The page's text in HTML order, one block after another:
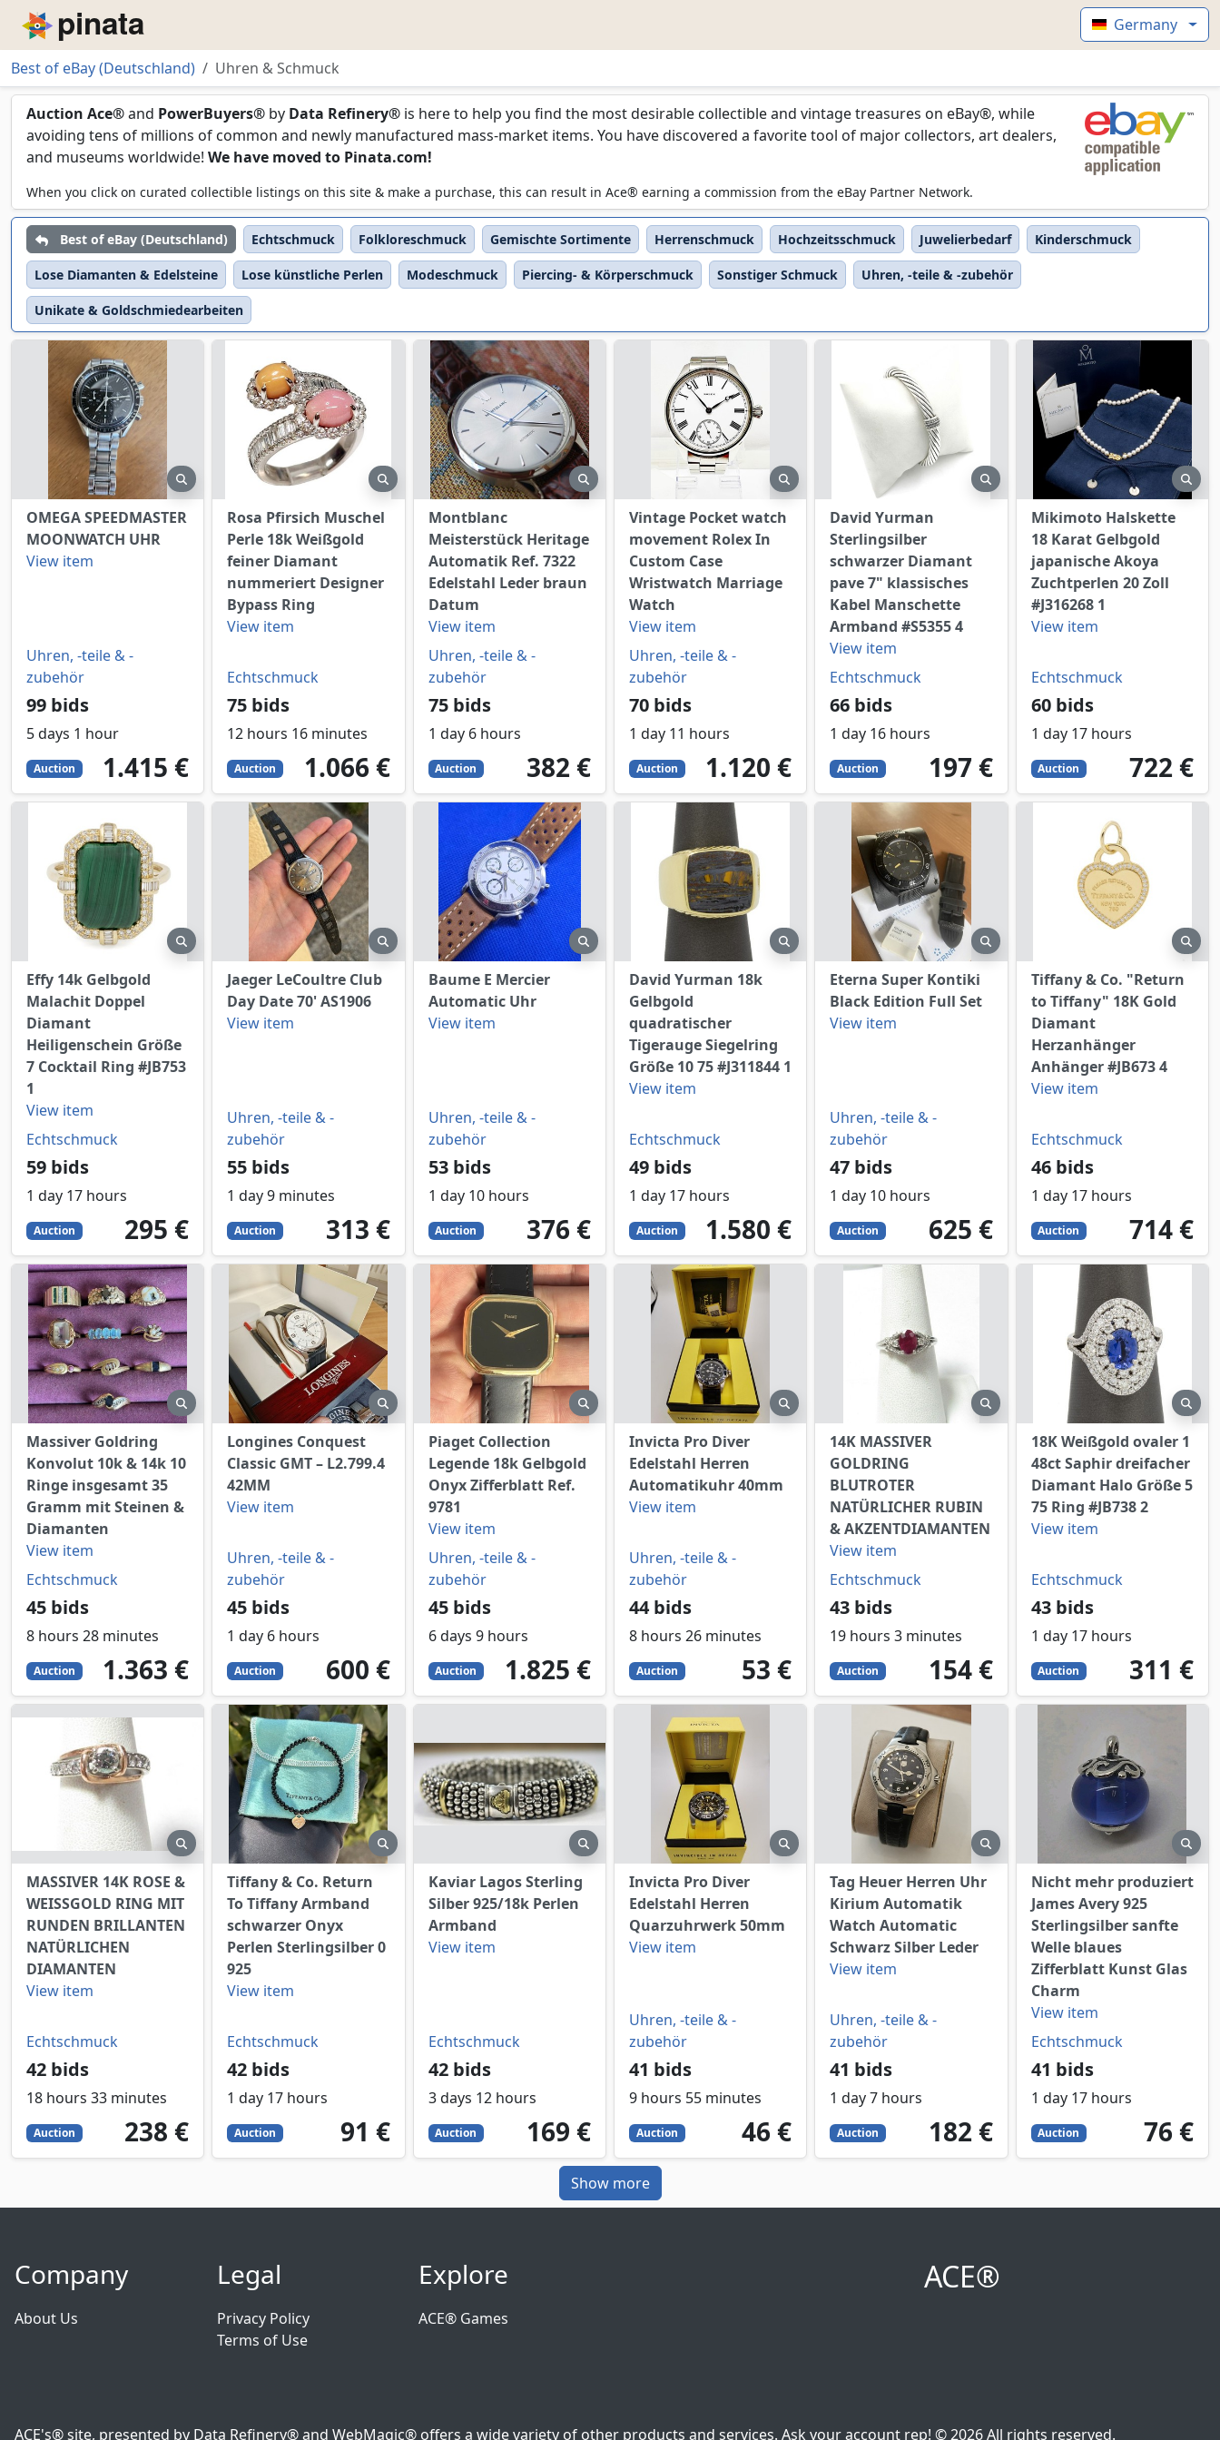
Piñata Germany
Best of eBay (Deutschland) Uhren & Schmuck
Uhren & Schmuck
Auction Ace®and PowerBuyers® by Data Refinery® is here to help you find the most desirable collectible and vintage treasures on eBay®, while
avoiding tens of millions of common and newly manufactured mass-market items. You have discovered a favorite tool of major collectors, art dealers,
and museums worldwide! We have moved to Pinata.com!
When you click on curated collectible listings on this site & make a purchase, this can result in Ace® earning a commission from the eBay Partner Network.
Best of eBay (Deutschland) Echtschmuck Folkloreschmuck Gemischte Sortimente Herrenschmuck Hochzeitsschmuck Juwelierbedarf Kinderschmuck
Lose Diamanten & Edelsteine Lose künstliche Perlen Modeschmuck Piercing- & Körperschmuck Sonstiger Schmuck Uhren, -teile & -zubehör
Unikate & Goldschmiedearbeiten
preview
OMEGA SPEEDMASTER
MOONWATCH UHR
View item
Uhren, -teile & -
zubehör
99 bids
5 days 1 hour
Auction 1415
EUR
1.415 €
preview
Rosa Pfirsich Muschel
Perle 18k Weißgold
feiner Diamant
nummeriert Designer
Bypass Ring
View item
Echtschmuck
75 bids
12 hours 16 minutes
Auction 1066
EUR
1.066 €
preview
Montblanc
Meisterstück Heritage
Automatik Ref. 7322
Edelstahl Leder braun
Datum
View item
Uhren, -teile & -
zubehör
75 bids
1 day 6 hours
Auction 382
EUR
382 €
preview
Vintage Pocket watch
movement Rolex In
Custom Case
Wristwatch Marriage
Watch
View item
Uhren, -teile & -
zubehör
70 bids
1 day 11 hours
Auction 1120
EUR
1.120 €
preview
David Yurman
Sterlingsilber
schwarzer Diamant
pave 7" klassisches
Kabel Manschette
Armband #S5355 4
View item
Echtschmuck
66 bids
1 day 16 hours
Auction 197
EUR
197 €
Mikimoto Halskette
18 Karat Gelbgold
japanische Akoya
Zuchtperlen 20 Zoll
#J316268 1
View item
Echtschmuck
60 bids
1 day 17 hours
Auction 722
EUR
722 €
preview
Effy 14k Gelbgold
Malachit Doppel
Diamant
Heiligenschein Größe
7 Cocktail Ring #JB753
1
View item
Echtschmuck
59 bids
1 day 17 hours
Auction 295
EUR
295 €
preview
Jaeger LeCoultre Club
Day Date 70' AS1906
View item
Uhren, -teile & -
zubehör
55 bids
1 day 9 minutes
Auction 313
EUR
313 €
preview
Baume E Mercier
Automatic Uhr
View item
Uhren, -teile & -
zubehör
53 bids
1 day 10 hours
Auction 376
EUR
376 €
preview
David Yurman 18k
Gelbgold
quadratischer
Tigerauge Siegelring
Größe 10 75 #J311844 1
View item
Echtschmuck
49 bids
1 day 17 hours
Auction 1580
EUR
1.580 €
preview
Eterna Super Kontiki
Black Edition Full Set
View item
Uhren, -teile & -
zubehör
47 bids
1 day 10 hours
Auction 625
EUR
625 €
Tiffany & Co. "Return
to Tiffany" 18K Gold
Diamant
Herzanhänger
Anhänger #JB673 4
View item
Echtschmuck
46 bids
1 day 17 hours
Auction 714
EUR
714 €
preview
Massiver Goldring
Konvolut 10k & 14k 10
Ringe insgesamt 35
Gramm mit Steinen &
Diamanten
View item
Echtschmuck
45 bids
8 hours 28 minutes
Auction 1363
EUR
1.363 €
preview
Longines Conquest
Classic GMT – L2.799.4
42MM
View item
Uhren, -teile & -
zubehör
45 bids
1 day 6 hours
Auction 600
EUR
600 €
preview
Piaget Collection
Legende 18k Gelbgold
Onyx Zifferblatt Ref.
9781
View item
Uhren, -teile & -
zubehör
45 bids
6 days 9 hours
Auction 1825
EUR
1.825 €
preview
Invicta Pro Diver
Edelstahl Herren
Automatikuhr 40mm
View item
Uhren, -teile & -
zubehör
44 bids
8 hours 26 minutes
Auction 53
EUR
53 €
preview
14K MASSIVER
GOLDRING
BLUTROTER
NATÜRLICHER RUBIN
& AKZENTDIAMANTEN
View item
Echtschmuck
43 bids
19 hours 3 minutes
Auction 154
EUR
154 €
18K Weißgold ovaler 1
48ct Saphir dreifacher
Diamant Halo Größe 5
75 Ring #JB738 2
View item
Echtschmuck
43 bids
1 day 17 hours
Auction 311
EUR
311 €
preview
MASSIVER 14K ROSE &
WEISSGOLD RING MIT
RUNDEN BRILLANTEN
NATÜRLICHEN
DIAMANTEN
View item
Echtschmuck
42 bids
18 hours 33 minutes
Auction 238
EUR
238 €
preview
Tiffany & Co. Return
To Tiffany Armband
schwarzer Onyx
Perlen Sterlingsilber 0
925
View item
Echtschmuck
42 bids
1 day 17 hours
Auction 91
EUR
91 €
preview
Kaviar Lagos Sterling
Silber 925/18k Perlen
Armband
View item
Echtschmuck
42 bids
3 days 12 hours
Auction 169
EUR
169 €
preview
Invicta Pro Diver
Edelstahl Herren
Quarzuhrwerk 50mm
View item
Uhren, -teile & -
zubehör
41 bids
9 hours 55 minutes
Auction 46
EUR
46 €
preview
Tag Heuer Herren Uhr
Kirium Automatik
Watch Automatic
Schwarz Silber Leder
View item
Uhren, -teile & -
zubehör
41 bids
1 day 7 hours
Auction 182
EUR
182 €
Nicht mehr produziert
James Avery 925
Sterlingsilber sanfte
Welle blaues
Zifferblatt Kunst Glas
Charm
View item
Echtschmuck
41 bids
1 day 17 hours
Auction 76
EUR
76 €
Show more
Company
About Us
Legal
Privacy Policy
Terms of Use
Explore
ACE® Games
ACE®
ACE's® site, presented by Data Refinery® and WebMagic® offers a wide variety of other products and services. Ask your account rep! © 2026 All rights reserved.